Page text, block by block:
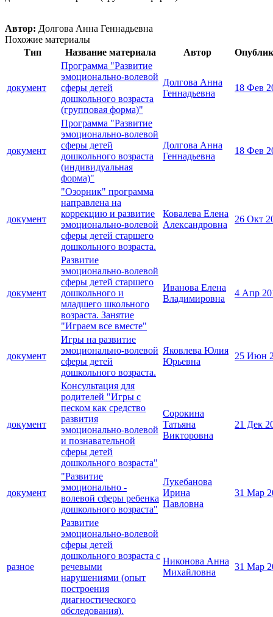
Автор: Долгова Анна Геннадьевна
Похожие материалы
Тип
Название материала Автор
документ
Программа "Развитие
эмоционально-волевой
сферы детей
дошкольного возраста
(групповая форма)"
Долгова Анна
Геннадьевна
18 Фев
документ
Программа "Развитие
эмоционально-волевой
сферы детей
дошкольного возраста
(индивидуальная
форма)"
Долгова Анна
Геннадьевна
18 Фев
документ
"Озорник" программа
направлена на
коррекцию и развитие
эмоционально-волевой
сферы детей старшего
дошкольного возраста.
Ковалева Елена
Александровна
26 Окт
документ
Развитие
эмоционально-волевой
сферы детей старшего
дошкольного и
младшего школьного
возраста. Занятие
"Играем все вместе"
Иванова Елена
Владимировна
4 Апр
документ
Игры на развитие
эмоционально-волевой
сферы детей
дошкольного возраста.
Яковлева Юлия
Юрьевна
25 Июн
документ
Консультация для
родителей "Игры с
песком как средство
развития
эмоционально-волевой
и познавательной
сферы детей
дошкольного возраста"
Сорокина
Татьяна
Викторовна
21 Дек
документ
"Развитие
эмоционально -
волевой сферы ребенка
дошкольного возраста"
Лукебанова
Ирина
Павловна
31 Мар
разное
Развитие
эмоционально-волевой
сферы детей
дошкольного возраста с
речевыми
нарушениями (опыт
построения
диагностического
обследования).
Никонова Анна
Михайловна
31 Мар